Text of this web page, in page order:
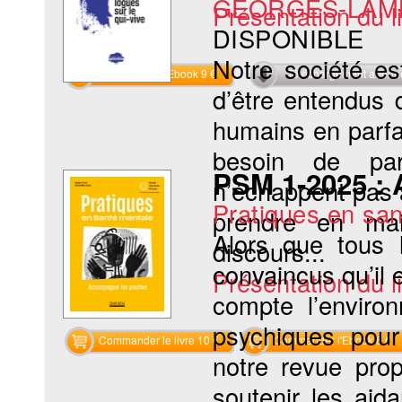
Présentation du
Commander l'Ebook 9 € Téléchargement
GEORGES-
DISPONIBLE
Notre société
d’être
humains en
besoin de
n’échappent
prendre en
discours...
Présentation du
Commander le livre 10 € Commander l'Ebook 6 €
PSM 1-2025
Pratiques en
Alors que tous
convaincus
compte
psychiques
notre revue